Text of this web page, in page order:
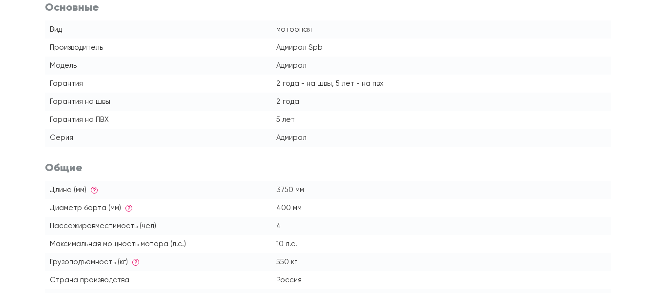
Основные
Вид моторная
Производитель Адмирал Spb
Модель Адмирал
Гарантия 2 года - на швы, 5 лет - на пвх
Гарантия на швы 2 года
Гарантия на ПВХ 5 лет
Серия Адмирал
Общие
Длина (мм) ? 3750 мм
Диаметр борта (мм) ? 400 мм
Пассажировместимость (чел) 4
Максимальная мощность мотора (л.с.) 10 л.с.
Грузоподъемность (кг) ? 550 кг
Страна производства Россия